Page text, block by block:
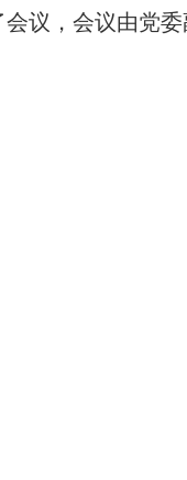
议，会议由党